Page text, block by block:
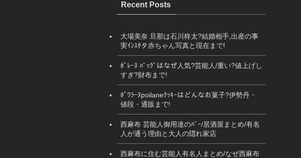
Recent Posts
大場美奈 旦那は石川柊太?結婚相手,出産の事
実ｲﾝｽﾀタ赤ちゃん写真と現在まで!
ﾎﾟﾚｰﾇ ﾊﾞｯｸﾞはなぜ人気?芸能人/重い?値上げし
すぎ?財布まで!
ﾎﾟﾜﾗｰﾇpoilaneｸｯｷｰはどんなお菓子?伊勢丹・
値段・通販まで!
西麻布 芸能人御用達のﾊﾞｰ/居酒屋まとめ/有名
人が通う理由と大人の隠れ家店
西麻布に住む芸能人有名人まとめ/なぜ西麻布